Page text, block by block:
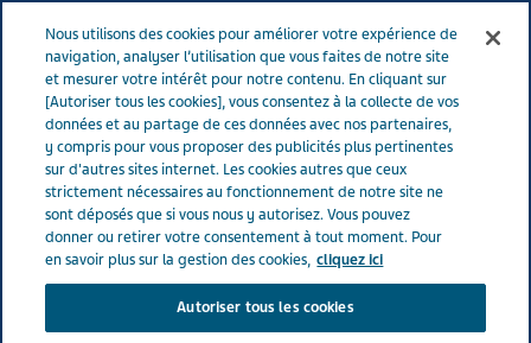
Menu
France Nos Produits Product catalog
Liste de nos médicaments
Search
Nous utilisons des cookies pour améliorer votre expérience de
navigation, analyser l’utilisation que vous faites de notre site
et mesurer votre intérêt pour notre contenu. En cliquant sur
[Autoriser tous les cookies], vous consentez à la collecte de vos
données et au partage de ces données avec nos partenaires,
y compris pour vous proposer des publicités plus pertinentes
sur d'autres sites internet. Les cookies autres que ceux
strictement nécessaires au fonctionnement de notre site ne
sont déposés que si vous nous y autorisez. Vous pouvez
donner ou retirer votre consentement à tout moment. Pour
en savoir plus sur la gestion des cookies, cliquez ici
Autoriser tous les cookies